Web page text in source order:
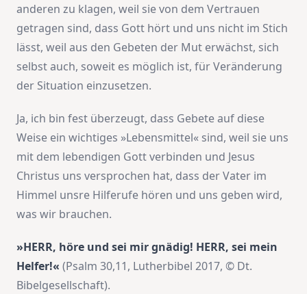
anderen zu klagen, weil sie von dem Vertrauen
getragen sind, dass Gott hört und uns nicht im Stich
lässt, weil aus den Gebeten der Mut erwächst, sich
selbst auch, soweit es möglich ist, für Veränderung
der Situation einzusetzen.
Ja, ich bin fest überzeugt, dass Gebete auf diese
Weise ein wichtiges »Lebensmittel« sind, weil sie uns
mit dem lebendigen Gott verbinden und Jesus
Christus uns versprochen hat, dass der Vater im
Himmel unsre Hilferufe hören und uns geben wird,
was wir brauchen.
»HERR, höre und sei mir gnädig! HERR, sei mein
Helfer!« (Psalm 30,11, Lutherbibel 2017, © Dt.
Bibelgesellschaft).